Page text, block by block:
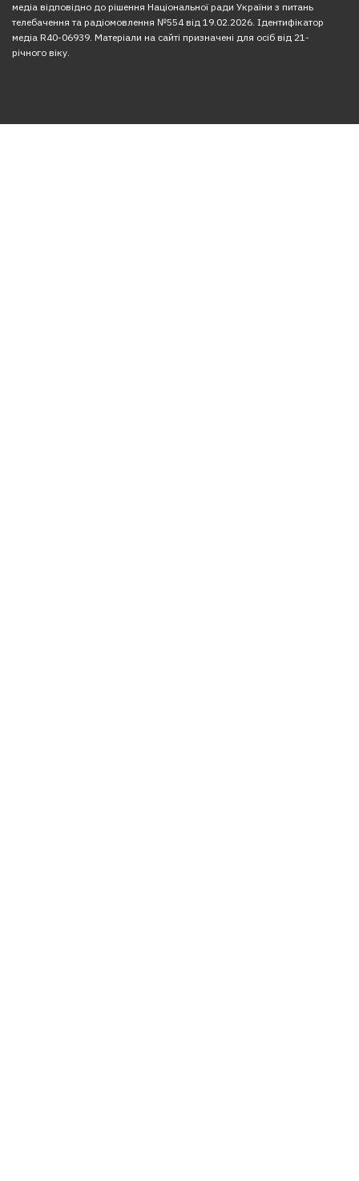
медіа відповідно до рішення Національної ради України з питань
телебачення та радіомовлення №554 від 19.02.2026. Ідентифікатор
медіа R40-06939. Матеріали на сайті призначені для осіб від 21-
річного віку.